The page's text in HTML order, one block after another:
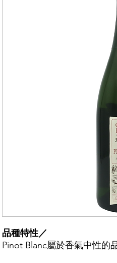
品種特性／
Pinot Blanc屬於香氣中性的